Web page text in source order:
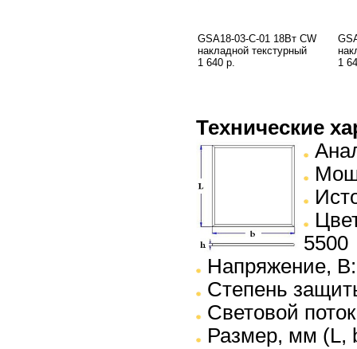
GSA18-03-C-01 18Вт CW
накладной текстурный
1 640 р.
1
Технические
5500
Напряжение,
Степень
Световой
Размер, мм (L,